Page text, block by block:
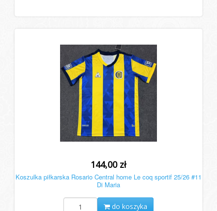
144,00 zł
Koszulka piłkarska Rosario Central home Le coq sportif 25/26 #11
Di Maria
do koszyka